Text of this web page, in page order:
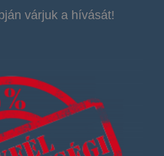
várjuk a hívását!